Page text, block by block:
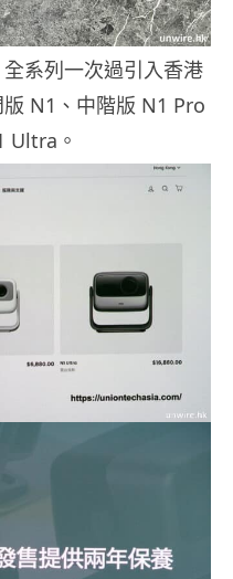
系列一次過引入香港
N1、中階版 N1 Pro
Ultra。